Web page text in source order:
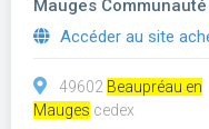
Mauges Communauté
Accéder au site
49602 Beaupréau en
Mauges cedex